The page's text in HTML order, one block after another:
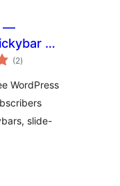
—
&
(2টা
মুঠ)
WordPress
slide-